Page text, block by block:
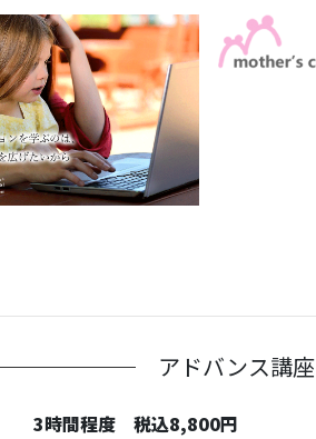
アドバンス講座
3時間程度 税込8,800円